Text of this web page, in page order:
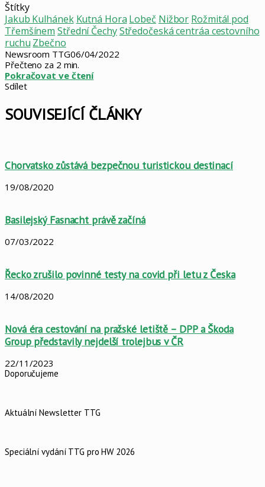
Štítky
Jakub Kulhánek Kutná Hora Lobeč Nižbor Rožmitál pod
Třemšínem Střední ČechyStředočeská centráa cestovního
ruchu Zbečno
Newsroom TTG06/04/2022
Přečteno za 2 min.
Pokračovat ve čtení
Sdílet
mailem
SOUVISEJÍCÍ ČLÁNKY
Chorvatsko zůstává bezpečnou turistickou destinací
19/08/2020
Basilejský Fasnacht právě začíná
07/03/2022
Řecko zrušilo povinné testy na covid při letu z Česka
14/08/2020
Nová éra cestování na pražské letiště – DPP a Škoda
Group představily nejdelší trolejbus v ČR
22/11/2023
Doporučujeme
Aktuální Newsletter TTG
Speciální vydání TTG pro HW 2026